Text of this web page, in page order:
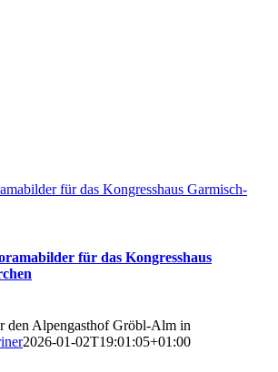
für das Kongresshaus Garmisch-
für das Kongresshaus
den Alpengasthof Gröbl-Alm in
2026-01-02T19:01:05+01:00